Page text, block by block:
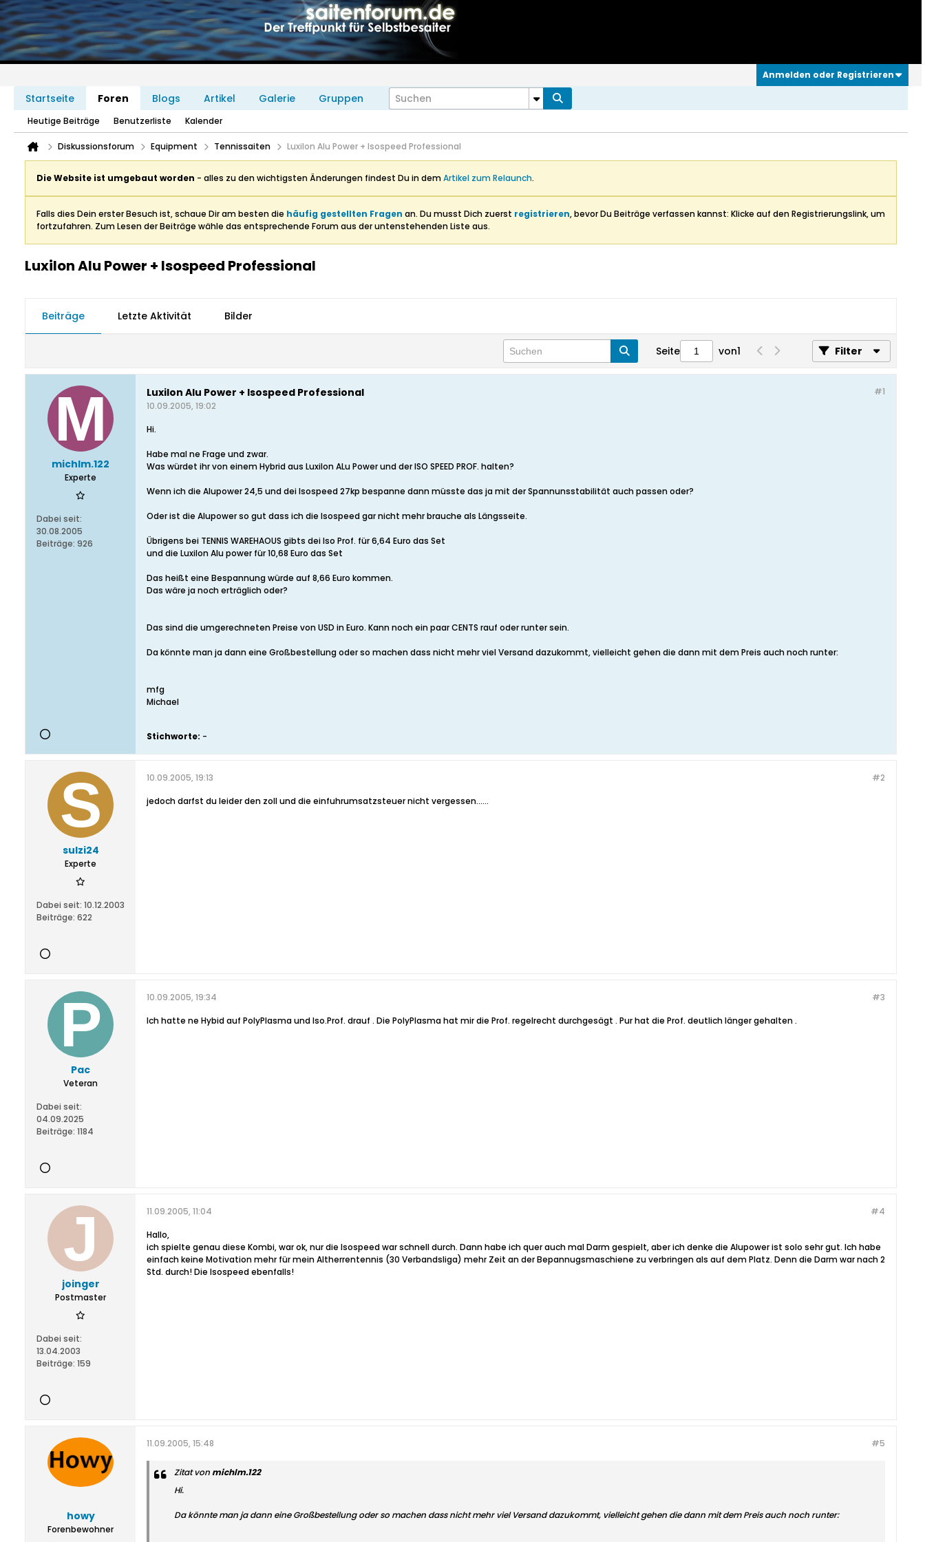
Anmelden oder Registrieren
Startseite Foren Blogs Artikel Galerie Gruppen
Heutige Beiträge Benutzerliste Kalender
Diskussionsforum Equipment Tennissaiten Luxilon Alu Power + Isospeed Professional
Die Website ist umgebaut worden - alles zu den wichtigsten Änderungen findest Du in demArtikel zum Relaunch.
Falls dies Dein erster Besuch ist, schaue Dir am besten die häufig gestellten Fragen an. Du musst Dich zuerst registrieren, bevor Du Beiträge verfassen kannst: Klicke auf den Registrierungslink, um
fortzufahren. Zum Lesen der Beiträge wähle das entsprechende Forum aus der untenstehenden Liste aus.
Luxilon Alu Power + Isospeed Professional
Beiträge Letzte Aktivität Bilder
Seite von1 Filter
michlm.122
Experte
Dabei seit:
30.08.2005
Beiträge: 926
#1
Luxilon Alu Power + Isospeed Professional
10.09.2005, 19:02
Hi.
Habe mal ne Frage und zwar.
Was würdet ihr von einem Hybrid aus Luxilon ALu Power und der ISO SPEED PROF. halten?
Wenn ich die Alupower 24,5 und dei Isospeed 27kp bespanne dann müsste das ja mit der Spannunsstabilität auch passen oder?
Oder ist die Alupower so gut dass ich die Isospeed gar nicht mehr brauche als Längsseite.
Übrigens bei TENNIS WAREHAOUS gibts dei Iso Prof. für 6,64 Euro das Set
und die Luxilon Alu power für 10,68 Euro das Set
Das heißt eine Bespannung würde auf 8,66 Euro kommen.
Das wäre ja noch erträglich oder?
Das sind die umgerechneten Preise von USD in Euro. Kann noch ein paar CENTS rauf oder runter sein.
Da könnte man ja dann eine Großbestellung oder so machen dass nicht mehr viel Versand dazukommt, vielleicht gehen die dann mit dem Preis auch noch runter:
mfg
Michael
Stichworte: -
sulzi24
Experte
Dabei seit: 10.12.2003
Beiträge: 622
#2
10.09.2005, 19:13
jedoch darfst du leider den zoll und die einfuhrumsatzsteuer nicht vergessen......
Pac
Veteran
Dabei seit:
04.09.2025
Beiträge: 1184
#3
10.09.2005, 19:34
Ich hatte ne Hybid auf PolyPlasma und Iso.Prof. drauf . Die PolyPlasma hat mir die Prof. regelrecht durchgesägt . Pur hat die Prof. deutlich länger gehalten .
joinger
Postmaster
Dabei seit:
13.04.2003
Beiträge: 159
#4
11.09.2005, 11:04
Hallo,
ich spielte genau diese Kombi, war ok, nur die Isospeed war schnell durch. Dann habe ich quer auch mal Darm gespielt, aber ich denke die Alupower ist solo sehr gut. Ich habe
einfach keine Motivation mehr für mein Altherrentennis (30 Verbandsliga) mehr Zeit an der Bepannugsmaschiene zu verbringen als auf dem Platz. Denn die Darm war nach 2
Std. durch! Die Isospeed ebenfalls!
howy
Forenbewohner
#5
11.09.2005, 15:48
Zitat vonmichlm.122
Hi.
Da könnte man ja dann eine Großbestellung oder so machen dass nicht mehr viel Versand dazukommt, vielleicht gehen die dann mit dem Preis auch noch runter: